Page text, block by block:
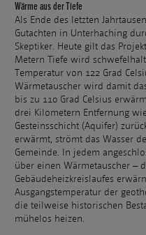
Wärme aus der Tiefe
Als Ende des letzten
Gutachten in Unterhaching
Skeptiker. Heute gilt das
Metern Tiefe wird
Temperatur von 122 Grad
Wärmetauscher wird damit
bis zu 110 Grad Celsius
drei Kilometern Entfernung
Gesteinsschicht (Aquifer)
erwärmt, strömt das Wasser
Gemeinde. In jedem
über einen Wärmetauscher –
Gebäudeheizkreislaufes
Ausgangstemperatur der
die teilweise historischen
mühelos heizen.